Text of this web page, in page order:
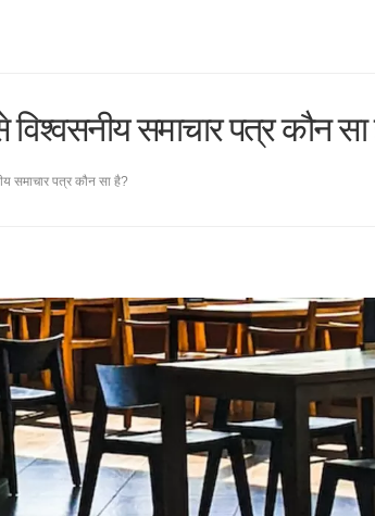
समाचार पत्र कौन सा
समाचार पत्र कौन सा है?